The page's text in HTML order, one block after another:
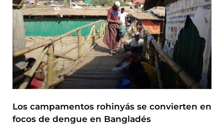
Los campamentos rohinyás se convierten en
focos de dengue en Bangladés